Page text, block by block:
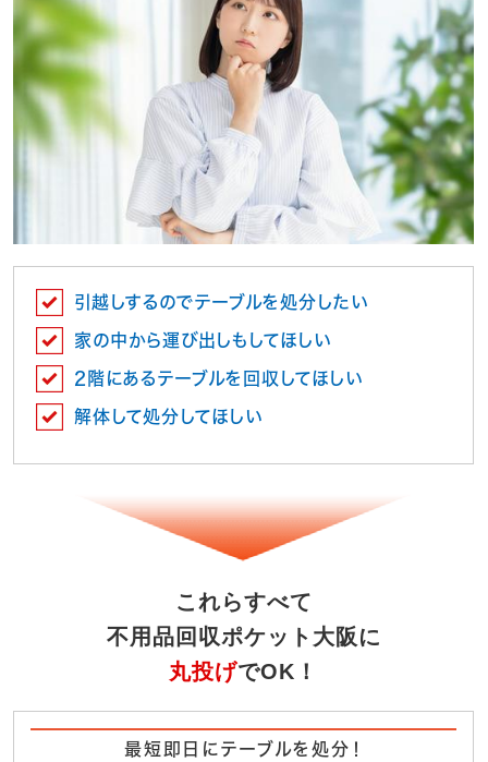
引越しするのでテーブルを処分したい
家の中から運び出しもしてほしい
2階にあるテーブルを回収してほしい
解体して処分してほしい
これらすべて
不用品回収ポケット大阪に
丸投げでOK！
最短即日にテーブルを処分！